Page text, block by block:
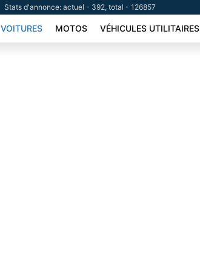
Stats d'annonce: actuel - 392, total - 126857
VOITURES MOTOS VÉHICULES UTILITAIRES